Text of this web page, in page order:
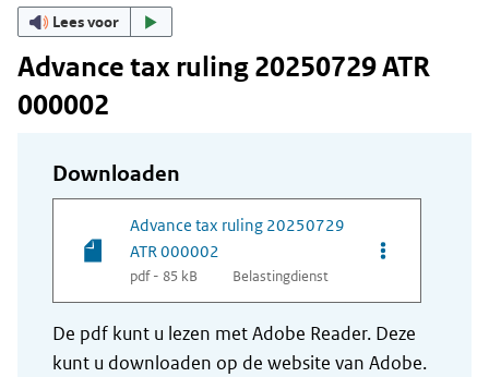
Lees voor
Advance tax ruling 20250729 ATR
000002
Downloaden
Advance tax ruling 20250729
ATR 000002
pdf - 85 kB Belastingdienst
Opties van
De pdf kunt u lezen met Adobe Reader. Deze
kunt u downloaden op de website van Adobe.